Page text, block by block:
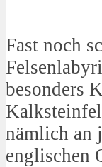
Fast noch
besonders
nämlich an
englischen